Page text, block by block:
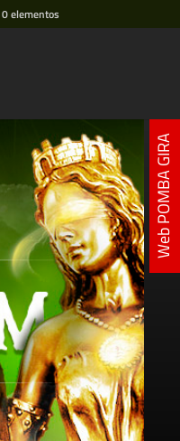
0 elementos
Web POMBA GIRA